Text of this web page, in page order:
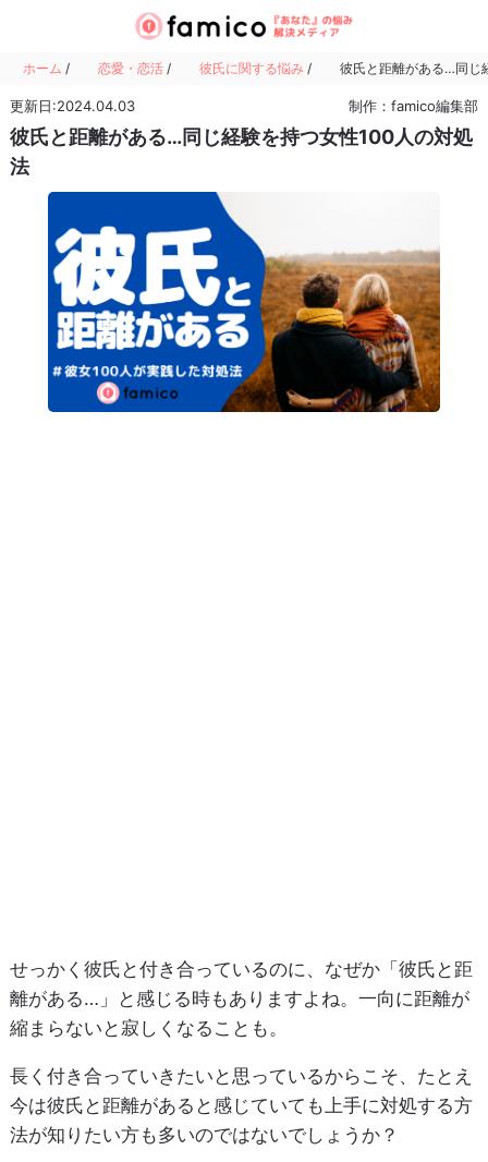
ホーム / 恋愛・恋活 / 彼氏に関する悩み / 彼氏と距離がある…同じ
更新日:2024.04.03 制作：famico編集部
彼氏と距離がある…同じ経験を持つ女性100人の対処
法
せっかく彼氏と付き合っているのに、なぜか「彼氏と距
離がある…」と感じる時もありますよね。一向に距離が
縮まらないと寂しくなることも。
長く付き合っていきたいと思っているからこそ、たとえ
今は彼氏と距離があると感じていても上手に対処する方
法が知りたい方も多いのではないでしょうか？